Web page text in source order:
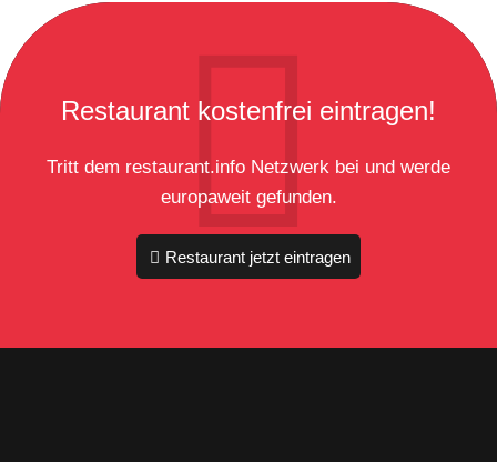
Restaurant kostenfrei eintragen!
Tritt dem restaurant.info Netzwerk bei und werde
europaweit gefunden.
Restaurant jetzt eintragen